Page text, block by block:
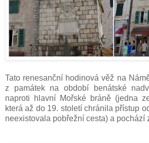
Tato renesanční hodinová věž na
z památek na období benátské
naproti hlavní Mořské bráně (jedna
která až do 19. století chránila přístup
neexistovala pobřežní cesta) a pochází